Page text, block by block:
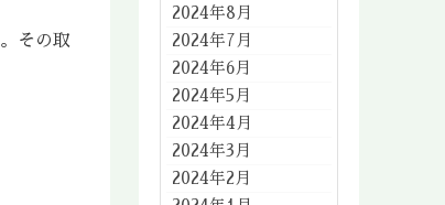
その取
2024年8月
2024年7月
2024年6月
2024年5月
2024年4月
2024年3月
2024年2月